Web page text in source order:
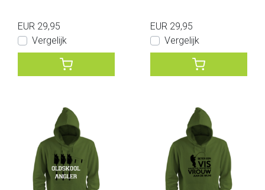
EUR 29,95
Vergelijk
EUR 29,95
Vergelijk